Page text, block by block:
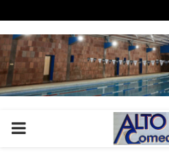
PRIMARY